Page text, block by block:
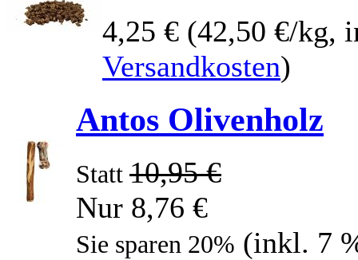
4,25 € (42,50 €/kg,
Versandkosten)
Antos Olivenholz
Statt 10,95 €
Nur 8,76 €
Sie sparen 20% (inkl. 7